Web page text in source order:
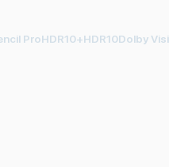
ProHDR10+HDR10Dolby